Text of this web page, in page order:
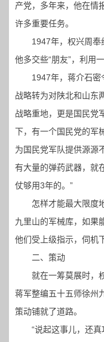
产党，多年来，他在情
许多重要任务。
1947年，权兴周奉
他多交些“朋友”，利用
1947年，蒋介石密
战略转为对陕北和山东
战略重地，更是国民党
下，有一个国民党的军
为国民党军队提供源源
有大量的弹药武器，就
仗够用3年的。”
怎样才能最大限度地
九里山的军械库，如果
他们受上级指示，伺机
二、策动
就在一筹莫展时，权
蒋军整编五十五师徐州
策动铺就了道路。
“说起这事儿，还真